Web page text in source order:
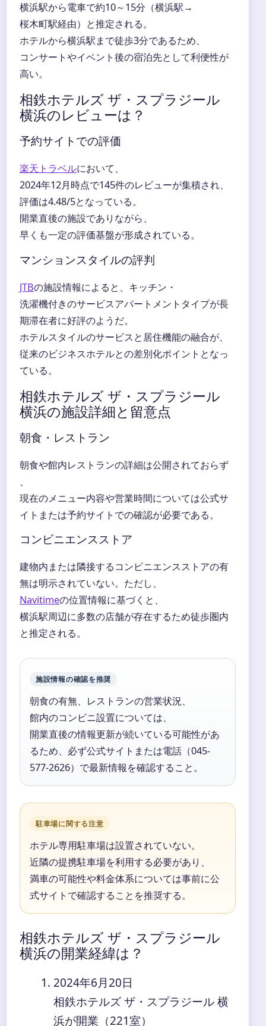
横浜駅から電車で約10～15分（横浜駅→
桜木町駅経由）と推定される。
ホテルから横浜駅まで徒歩3分であるため、
コンサートやイベント後の宿泊先として利便性が
高い。
相鉄ホテルズ ザ・スプラジール
横浜のレビューは？
予約サイトでの評価
楽天トラベルにおいて、
2024年12月時点で145件のレビューが集積され、
評価は4.48/5となっている。
開業直後の施設でありながら、
早くも一定の評価基盤が形成されている。
マンションスタイルの評判
JTBの施設情報によると、キッチン・
洗濯機付きのサービスアパートメントタイプが長
期滞在者に好評のようだ。
ホテルスタイルのサービスと居住機能の融合が、
従来のビジネスホテルとの差別化ポイントとなっ
ている。
相鉄ホテルズ ザ・スプラジール
横浜の施設詳細と留意点
朝食・レストラン
朝食や館内レストランの詳細は公開されておらず
、
現在のメニュー内容や営業時間については公式サ
イトまたは予約サイトでの確認が必要である。
コンビニエンスストア
建物内または隣接するコンビニエンスストアの有
無は明示されていない。ただし、
Navitimeの位置情報に基づくと、
横浜駅周辺に多数の店舗が存在するため徒歩圏内
と推定される。
施設情報の確認を推奨
朝食の有無、レストランの営業状況、
館内のコンビニ設置については、
開業直後の情報更新が続いている可能性があ
るため、必ず公式サイトまたは電話（045-
577-2626）で最新情報を確認すること。
駐車場に関する注意
ホテル専用駐車場は設置されていない。
近隣の提携駐車場を利用する必要があり、
満車の可能性や料金体系については事前に公
式サイトで確認することを推奨する。
相鉄ホテルズ ザ・スプラジール
横浜の開業経緯は？
2024年6月20日
相鉄ホテルズ ザ・スプラジール 横
浜が開業（221室）